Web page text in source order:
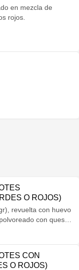
en mezcla de
rojos.
O ROJOS)
revuelta con huevo
con queso
morada y cilantro.
CON
O ROJOS)